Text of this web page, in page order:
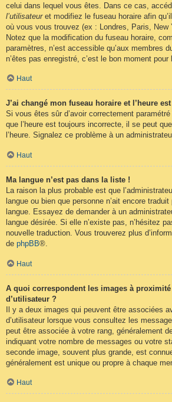
celui dans lequel vous êtes. Dans ce cas,
l’utilisateuret modifiez le fuseau horaire afin
où vous vous trouvez (ex : Londres, Paris, New
Notez que la modification du fuseau horaire,
paramètres, n’est accessible qu’aux membres
n’êtes pas enregistré, c’est le bon moment pour
Haut
J’ai changé mon fuseau horaire et l’heure
Si vous êtes sûr d’avoir correctement
que l’heure est toujours incorrecte, il se peut
l’heure. Signalez ce problème à un
Haut
Ma langue n’est pas dans la liste !
La raison la plus probable est que
langue ou bien que personne n’ait encore
langue. Essayez de demander à un
langue désirée. Si elle n’existe pas, n’hésitez
nouvelle traduction. Vous trouverez plus
de phpBB®.
Haut
A quoi correspondent les images à
d’utilisateur ?
Il y a deux images qui peuvent être associées
d’utilisateur lorsque vous consultez les
peut être associée à votre rang, généralement
indiquant votre nombre de messages ou votre
seconde image, souvent plus grande, est
généralement est unique ou propre à chaque
Haut